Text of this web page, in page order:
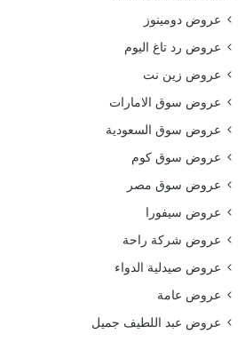
عروض دومينوز
عروض رد تاغ اليوم
عروض زين نت
عروض سوق الامارات
عروض سوق السعودية
عروض سوق كوم
عروض سوق مصر
عروض سيفورا
عروض شركة راحة
عروض صيدلية الدواء
عروض عامة
عروض عبد اللطيف جميل